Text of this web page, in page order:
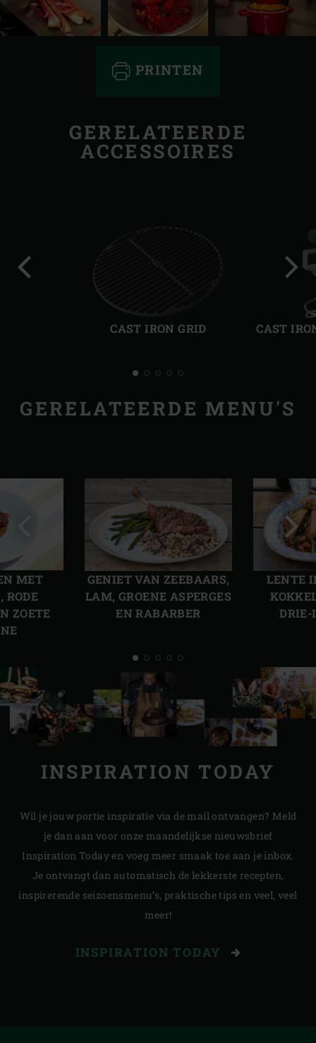
PRINTEN
GERELATEERDE
ACCESSOIRES
CAST IRON GRID CAST
slide
GERELATEERDE MENU'S
MET
RODE
ZOETE
GENIET VAN ZEEBAARS,
LAM, GROENE ASPERGES
EN RABARBER
LENTE
DRIE-
slide
slide
INSPIRATION TODAY
Wil je jouw portie inspiratie via de mail ontvangen? Meld
je dan aan voor onze maandelijkse nieuwsbrief
Inspiration Today en voeg meer smaak toe aan je inbox.
Je ontvangt dan automatisch de lekkerste recepten,
inspirerende seizoensmenu’s, praktische tips en veel, veel
meer!
INSPIRATION TODAY